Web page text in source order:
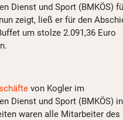
Dienst und Sport (BMKÖS)
zeigt, ließ er für den
um stolze 2.091,36 Euro
von Kogler im
Dienst und Sport (BMKÖS) in
waren alle Mitarbeiter des